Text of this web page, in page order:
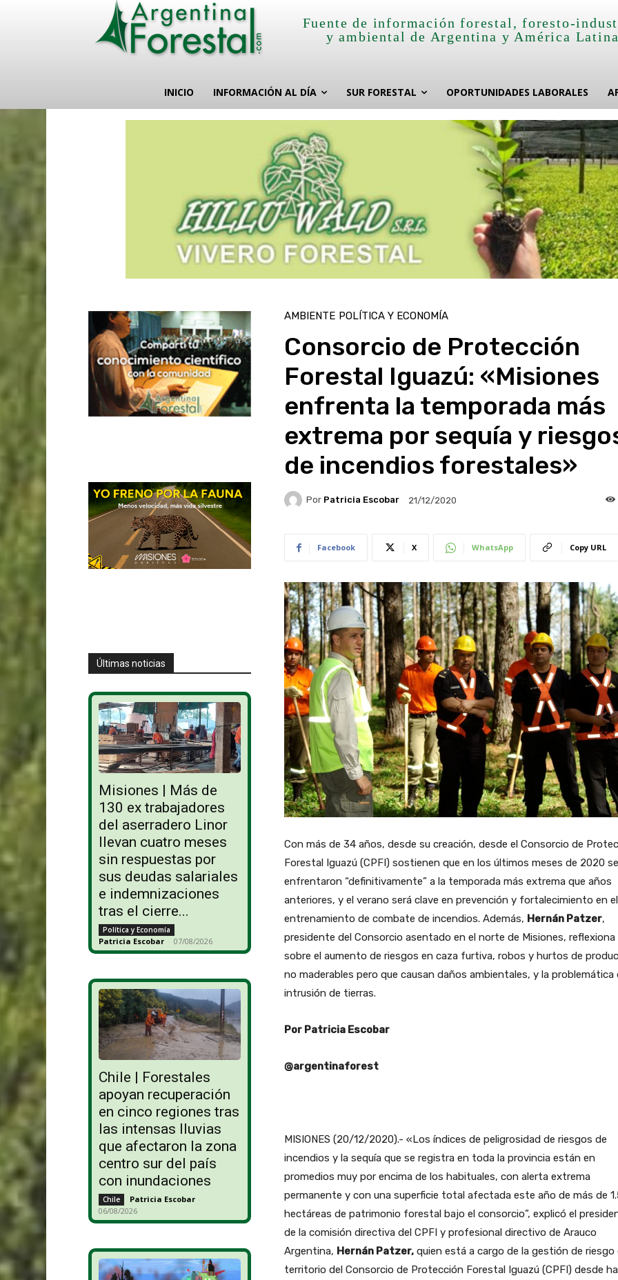
Fuente de información forestal, foresto-
y ambiental de Argentina y América
INICIO INFORMACIÓN AL DÍA SUR FORESTAL OPORTUNIDADES LABORALES
Últimas noticias
Misiones | Más de
130 ex trabajadores
del aserradero Linor
llevan cuatro meses
sin respuestas por
sus deudas salariales
e indemnizaciones
tras el cierre...
Política y Economía
Patricia Escobar - 07/08/2026
Chile | Forestales
apoyan recuperación
en cinco regiones tras
las intensas lluvias
que afectaron la zona
centro sur del país
con inundaciones
Chile Patricia Escobar -
06/08/2026
AMBIENTE POLÍTICA Y ECONOMÍA
Consorcio de Protección
Forestal Iguazú: «Misiones
enfrenta la temporada más
extrema por sequía y
de incendios forestales»
Por Patricia Escobar 21/12/2020
Facebook X WhatsApp Copy URL
Con más de 34 años, desde su creación, desde el Consorcio de
Forestal Iguazú (CPFI) sostienen que en los últimos meses de 2020 se
enfrentaron “definitivamente” a la temporada más extrema que años
anteriores, y el verano será clave en prevención y fortalecimiento en el
entrenamiento de combate de incendios. Además, Hernán Patzer,
presidente del Consorcio asentado en el norte de Misiones, reflexiona
sobre el aumento de riesgos en caza furtiva, robos y hurtos de
no maderables pero que causan daños ambientales, y la problemática
intrusión de tierras.
Por Patricia Escobar
@argentinaforest
MISIONES (20/12/2020).- «Los índices de peligrosidad de riesgos de
incendios y la sequía que se registra en toda la provincia están en
promedios muy por encima de los habituales, con alerta extrema
permanente y con una superficie total afectada este año de más de
hectáreas de patrimonio forestal bajo el consorcio”, explicó el
de la comisión directiva del CPFI y profesional directivo de Arauco
Argentina, Hernán Patzer,quien está a cargo de la gestión de riesgo
territorio del Consorcio de Protección Forestal Iguazú (CPFI) desde